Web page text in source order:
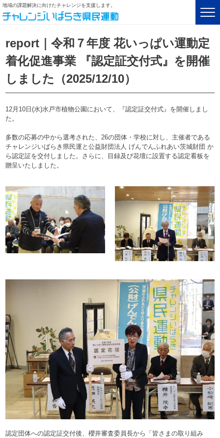
地域の課題解決に向けたチャレンジを支援します。
report｜令和７年度 花いっぱい運動定
着化促進事業 『認定証交付式』を開催
しました（2025/12/10）
12月10日(水)水戸市植物公園において、『認定証交付式』を開催しまし
た。
多数の応募の中から選考された、26の団体・学校に対し、主催者である
チャレンジいばらき県民運と公益財団法人 げんでんふれあい茨城財団 か
ら認定証を交付しました。さらに、目録及び花壇に設置する認定看板を
贈呈いたしました。
認定団体への認定証交付後、櫻井審査委員長から「皆さまの取り組み